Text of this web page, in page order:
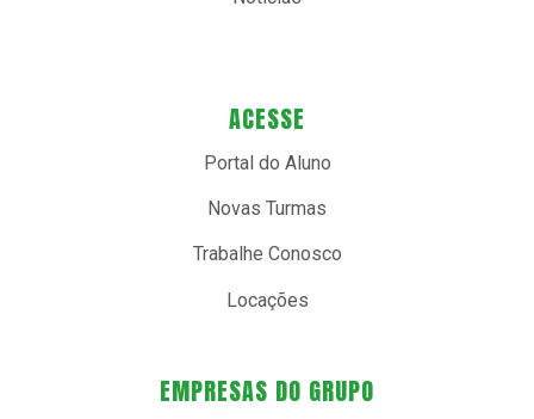
ACESSE
Portal do Aluno
Novas Turmas
Trabalhe Conosco
Locações
EMPRESAS DO GRUPO